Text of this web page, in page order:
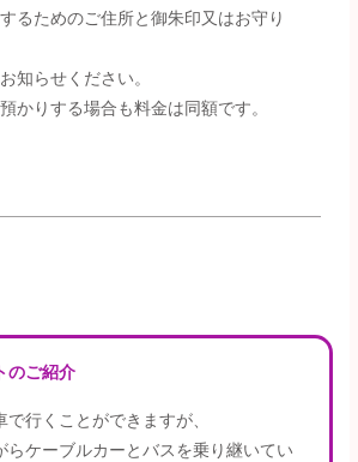
るためのご住所と御朱印又はお守り
知らせください。
かりする場合も料金は同額です。
のご紹介
で行くことができますが、
らケーブルカーとバスを乗り継いてい